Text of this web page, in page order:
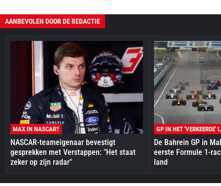
AANBEVOLEN DOOR DE REDACTIE
MAX IN NASCAR?
NASCAR-teameigenaar bevestigt
gesprekken met Verstappen: "Het staat
zeker op zijn radar"
GP IN HET 'VERKEERDE'
De Bahrein GP in
eerste Formule 1-
land